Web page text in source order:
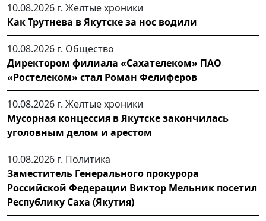
10.08.2026 г. Желтые хроники
Как Трутнева в Якутске за нос водили
10.08.2026 г. Общество
Директором филиала «Сахателеком» ПАО
«Ростелеком» стал Роман Фелиферов
10.08.2026 г. Желтые хроники
Мусорная концессия в Якутске закончилась
уголовным делом и арестом
10.08.2026 г. Политика
Заместитель Генерального прокурора
Российской Федерации Виктор Мельник посетил
Республику Саха (Якутия)